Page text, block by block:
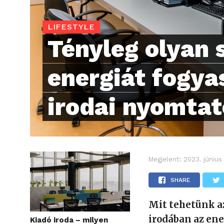
LIFESTYLE
Tényleg olyan
energiát
irodai
Kiadó iroda – milyen
Megjelent: 2023. június
SHARE
Mit tehetünk
irodában az